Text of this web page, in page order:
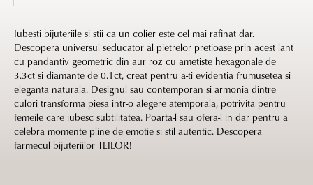
Iubesti bijuteriile si stii ca un colier este cel mai rafinat dar.
Descopera universul seducator al pietrelor pretioase prin acest lant
cu pandantiv geometric din aur roz cu ametiste hexagonale de
3.3ct si diamante de 0.1ct, creat pentru a-ti evidentia frumusetea si
eleganta naturala. Designul sau contemporan si armonia dintre
culori transforma piesa intr-o alegere atemporala, potrivita pentru
femeile care iubesc subtilitatea. Poarta-l sau ofera-l in dar pentru a
celebra momente pline de emotie si stil autentic. Descopera
farmecul bijuteriilor TEILOR!